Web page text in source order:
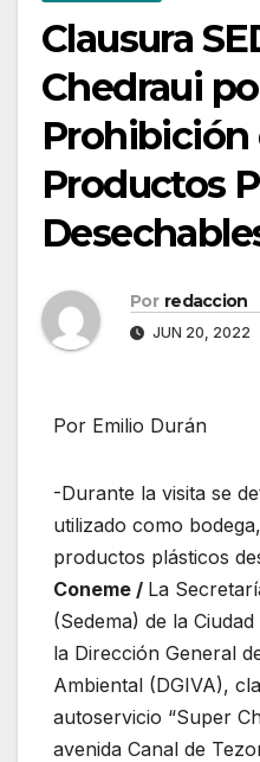
Clausura
Chedraui
Prohibición
Productos
Por redaccion
JUN 20, 2022
Por Emilio Durán
-Durante la visita se
utilizado como
productos plásticos
Coneme / La
(Sedema) de la
la Dirección General
Ambiental (DGIVA),
autoservicio “Super
avenida Canal de